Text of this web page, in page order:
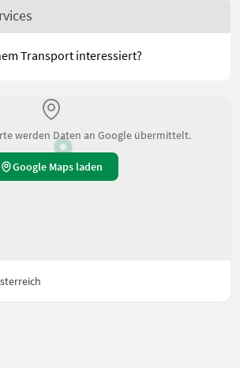
Transport interessiert?
werden Daten an Google übermittelt.
Google Maps laden